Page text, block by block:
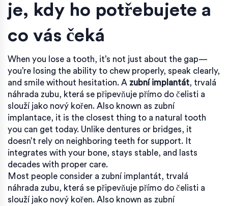
je, kdy ho potřebujete a
co vás čeká
When you lose a tooth, it’s not just about the gap—
you’re losing the ability to chew properly, speak clearly,
and smile without hesitation. A zubní implantát, trvalá
náhrada zubu, která se připevňuje přímo do čelisti a
slouží jako nový kořen. Also known as zubní
implantace, it is the closest thing to a natural tooth
you can get today. Unlike dentures or bridges, it
doesn’t rely on neighboring teeth for support. It
integrates with your bone, stays stable, and lasts
decades with proper care.
Most people consider a zubní implantát, trvalá
náhrada zubu, která se připevňuje přímo do čelisti a
slouží jako nový kořen. Also known as zubní